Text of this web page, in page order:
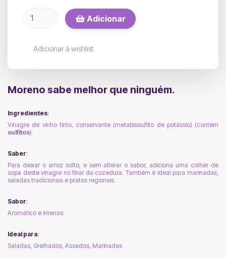
Adicionar
Adicionar à wishlist
Moreno sabe melhor que ninguém.
Ingredientes:
Vinagre de vinho tinto, conservante (metabissulfito de potássio) (contém
sulfitos).
Saber:
Para deixar o arroz solto, e sem alterar o sabor, adiciona uma colher de
sopa deste vinagre no final da cozedura. Também é ideal para marinadas,
saladas tradicionais e pratos regionais.
Sabor:
Aromático e intenso.
Ideal para:
Saladas, Grelhados, Assados, Marinadas